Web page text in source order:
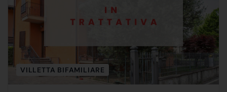
VILLETTA BIFAMILIARE